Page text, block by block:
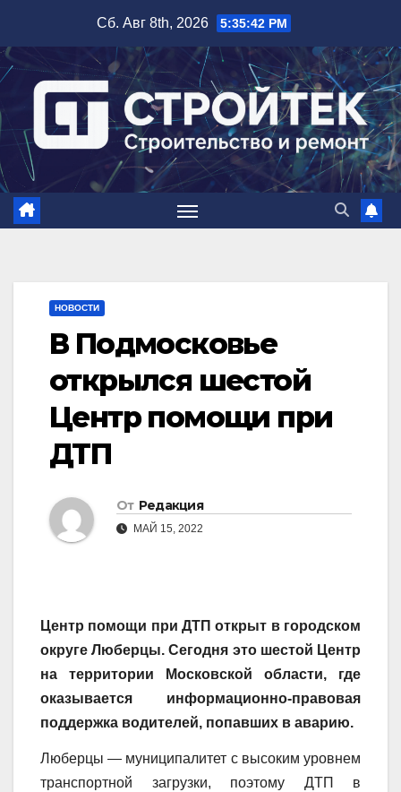
содержимому
Сб. Авг 8th, 2026 5:35:43 PM
НОВОСТИ
В Подмосковье
открылся шестой
Центр помощи при
ДТП
От Редакция
МАЙ 15, 2022
Центр помощи при ДТП открыт в городском
округе Люберцы. Сегодня это шестой Центр
на территории Московской области, где
оказывается информационно-правовая
поддержка водителей, попавших в аварию.
Люберцы — муниципалитет с высоким уровнем
транспортной загрузки, поэтому ДТП в